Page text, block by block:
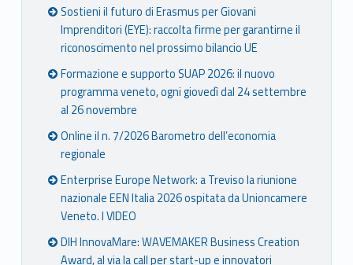
Sostieni il futuro di Erasmus per Giovani
Imprenditori (EYE): raccolta firme per garantirne il
riconoscimento nel prossimo bilancio UE
Formazione e supporto SUAP 2026: il nuovo
programma veneto, ogni giovedì dal 24 settembre
al 26 novembre
Online il n. 7/2026 Barometro dell’economia
regionale
Enterprise Europe Network: a Treviso la riunione
nazionale EEN Italia 2026 ospitata da Unioncamere
Veneto. I VIDEO
DIH InnovaMare: WAVEMAKER Business Creation
Award, al via la call per start-up e innovatori